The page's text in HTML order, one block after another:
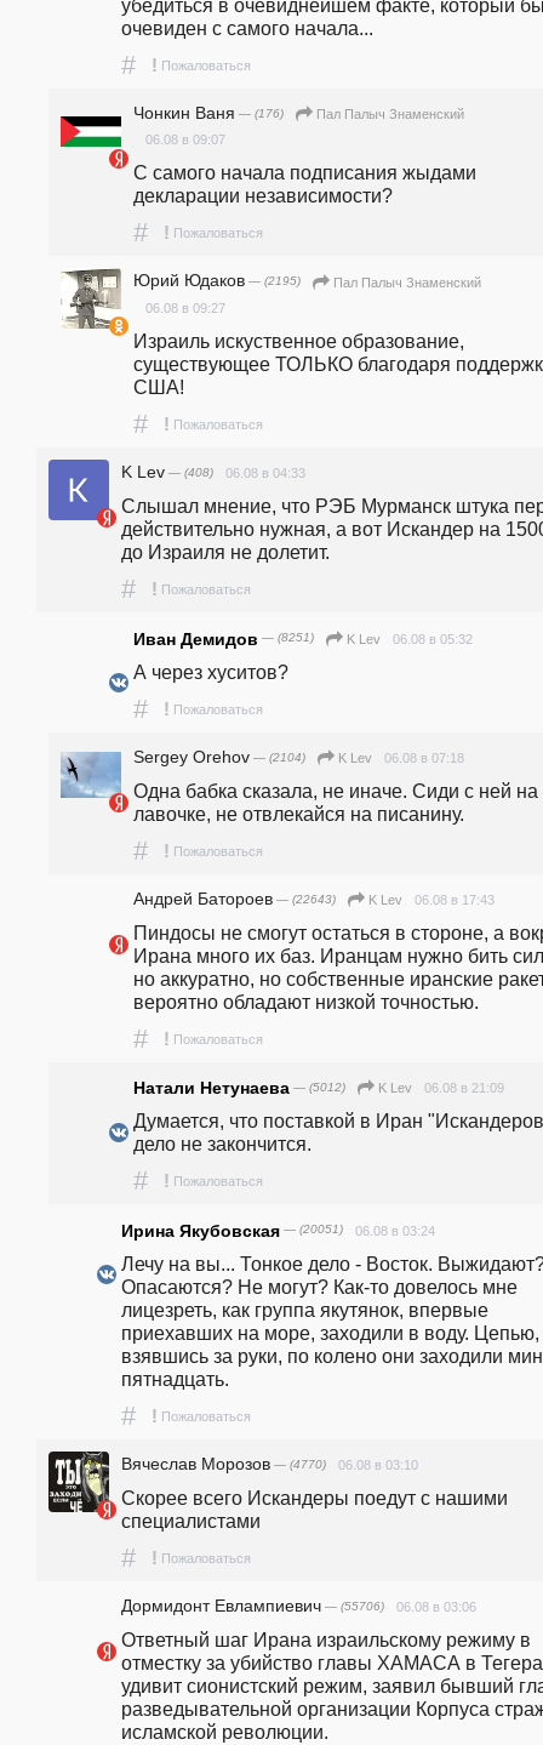
убедиться в очевиднейшем факте, который
очевиден с самого начала...
# ! Пожаловаться
Чонкин Ваня — (176)
Пал Палыч Знаменский
06.08 в 09:07
С самого начала подписания жыдами
декларации независимости?
# ! Пожаловаться
Юрий Юдаков — (2195)
Пал Палыч Знаменский
06.08 в 09:27
Израиль искуственное образование,
существующее ТОЛЬКО благодаря
США!
# ! Пожаловаться
K Lev — (408) 06.08 в 04:33
Слышал мнение, что РЭБ Мурманск штука
действительно нужная, а вот Искандер на
до Израиля не долетит.
# ! Пожаловаться
Иван Демидов — (8251) K Lev 06.08 в 05:32
А через хуситов?
# ! Пожаловаться
Sergey Orehov — (2104) K Lev 06.08 в 07:18
Одна бабка сказала, не иначе. Сиди с ней на
лавочке, не отвлекайся на писанину.
# ! Пожаловаться
Андрей Батороев — (22643) K Lev 06.08 в 17:43
Пиндосы не смогут остаться в стороне, а
Ирана много их баз. Иранцам нужно бить
но аккуратно, но собственные иранские
вероятно обладают низкой точностью.
# ! Пожаловаться
Натали Нетунаева — (5012) K Lev 06.08 в 21:09
Думается, что поставкой в Иран
дело не закончится.
# ! Пожаловаться
Ирина Якубовская — (20051) 06.08 в 03:24
Лечу на вы... Тонкое дело - Восток.
Опасаются? Не могут? Как-то довелось мне
лицезреть, как группа якутянок, впервые
приехавших на море, заходили в воду. Цепью,
взявшись за руки, по колено они заходили
пятнадцать.
# ! Пожаловаться
Вячеслав Морозов — (4770) 06.08 в 03:10
Скорее всего Искандеры поедут с нашими
специалистами
# ! Пожаловаться
Дормидонт Евлампиевич — (55706) 06.08 в 03:06
Ответный шаг Ирана израильскому режиму в
отместку за убийство главы ХАМАСА в
удивит сионистский режим, заявил бывший
разведывательной организации Корпуса
исламской революции.